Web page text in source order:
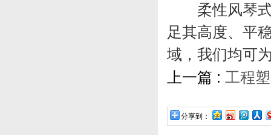
柔性风琴式
足其高度、平
域，我们均可
上一篇 : 工程
分享到：